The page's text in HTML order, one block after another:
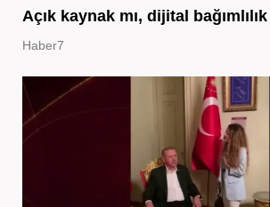
Açık kaynak mı, dijital bağımlılık
Haber7